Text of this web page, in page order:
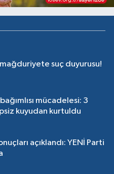
mağduriyete suç duyurusu!
mücadelesi: 3
kuyudan kurtuldu
açıklandı: YENİ Parti